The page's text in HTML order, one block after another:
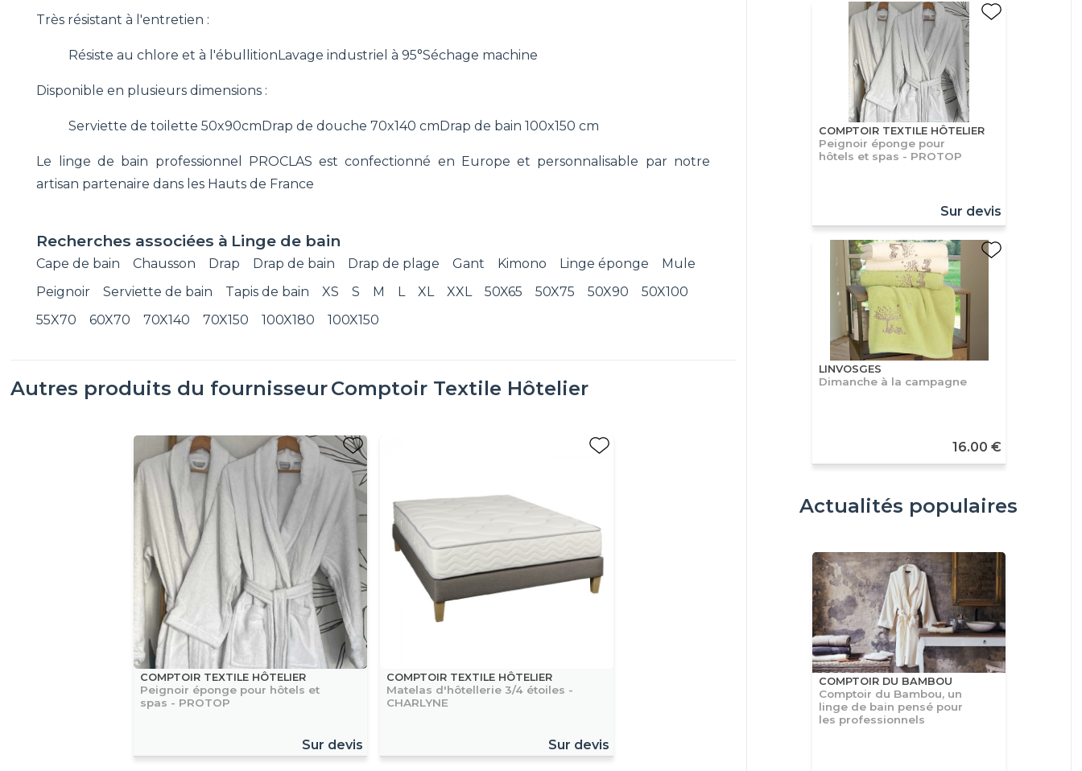
Très résistant à l'entretien :
Résiste au chlore et à l'ébullitionLavage industriel à 95°Séchage machine
Disponible en plusieurs dimensions :
Serviette de toilette 50x90cmDrap de douche 70x140 cmDrap de bain 100x150 cm
Le linge de bain professionnel PROCLAS est confectionné en Europe et personnalisable par notre
artisan partenaire dans les Hauts de France
Recherches associées à Linge de bain
Cape de bain Chausson Drap Drap de bain Drap de plage Gant Kimono Linge éponge
Mule
Peignoir
Serviette de bain Tapis de bain XS S M L XL XXL 50X65 50X75 50X90
50X100
55X70
60X70 70X140 70X150 100X180 100X150
Autres produits du fournisseurComptoir Textile Hôtelier
COMPTOIR TEXTILE HÔTELIER
Peignoir éponge pour hôtels et
spas - PROTOP
Sur devis
COMPTOIR TEXTILE HÔTELIER
Matelas d'hôtellerie 3/4 étoiles -
CHARLYNE
Sur devis
COMPTOIR TEXTILE HÔTELIER
Peignoir éponge pour
hôtels et spas - PROTOP
Sur devis
LINVOSGES
Dimanche à la campagne
16.00 €
Actualités populaires
COMPTOIR DU BAMBOU
Comptoir du Bambou, un
linge de bain pensé pour
les professionnels